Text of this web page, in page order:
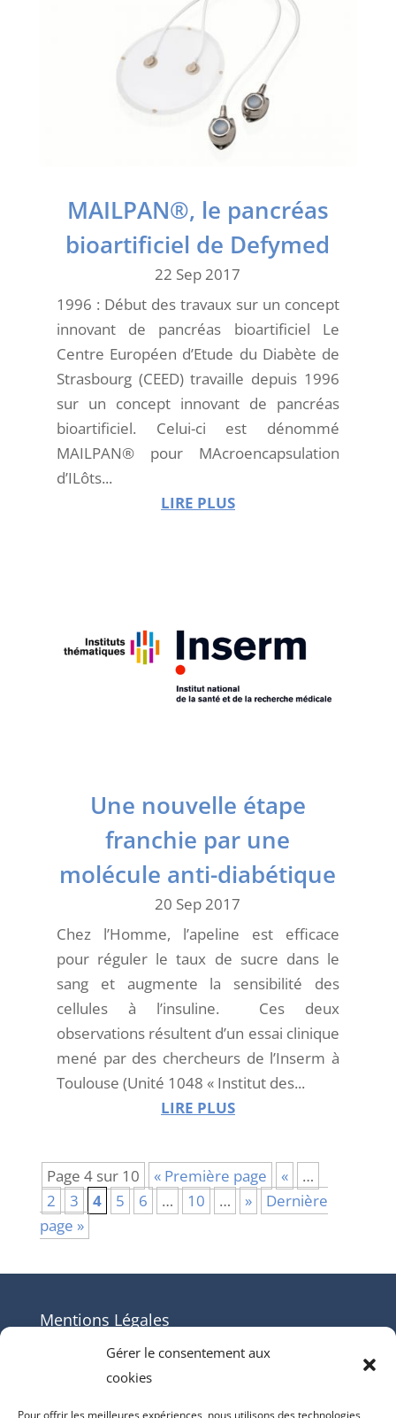
Gérer le consentement aux
cookies
Pour offrir les meilleures expériences, nous utilisons des technologies
MAILPAN®, le pancréas
bioartificiel de Defymed
22 Sep 2017
1996 : Début des travaux sur un concept
innovant de pancréas bioartificiel Le
Centre Européen d’Etude du Diabète de
Strasbourg (CEED) travaille depuis 1996
sur un concept innovant de pancréas
bioartificiel. Celui-ci est dénommé
MAILPAN® pour MAcroencapsulation
d’ILôts...
LIRE PLUS
Une nouvelle étape
franchie par une
molécule anti-diabétique
20 Sep 2017
Chez l’Homme, l’apeline est efficace
pour réguler le taux de sucre dans le
sang et augmente la sensibilité des
cellules à l’insuline. Ces deux
observations résultent d’un essai clinique
mené par des chercheurs de l’Inserm à
Toulouse (Unité 1048 « Institut des...
LIRE PLUS
Page 4 sur 10 « Première page «
…
2
3 4 5 6 … 10 … »
Dernière
page »
Mentions Légales
Mentions Légales
Politique de cookies (UE)